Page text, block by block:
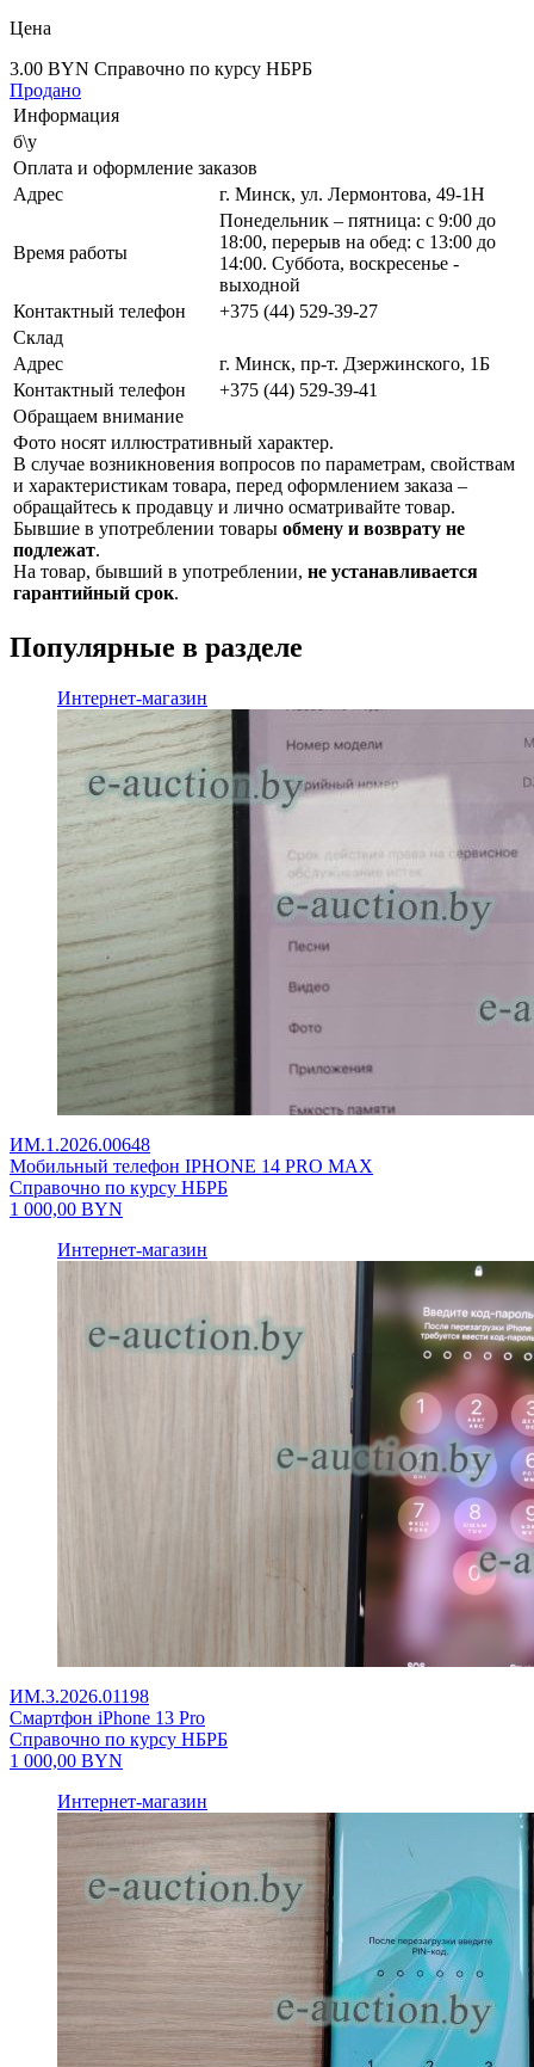
Цена
3.00 BYN Справочно по курсу НБРБ
Продано
Информация
б\у
Оплата и оформление заказов
Адрес
г. Минск, ул. Лермонтова, 49-1Н
Время работы
Понедельник – пятница: с 9:00 до
18:00, перерыв на обед: с 13:00 до
14:00. Суббота, воскресенье -
выходной
Контактный телефон
+375 (44) 529-39-27
Склад
Адрес
г. Минск, пр-т. Дзержинского, 1Б
Контактный телефон
+375 (44) 529-39-41
Обращаем внимание
Фото носят иллюстративный характер.
В случае возникновения вопросов по параметрам, свойствам
и характеристикам товара, перед оформлением заказа –
обращайтесь к продавцу и лично осматривайте товар.
Бывшие в употреблении товары обмену и возврату не
подлежат.
На товар, бывший в употреблении, не устанавливается
гарантийный срок.
Популярные в разделе
Интернет-магазин
ИМ.1.2026.00648
Мобильный телефон IPHONE 14 PRO MAX
Справочно по курсу НБРБ
1 000,00 BYN
Интернет-магазин
ИМ.3.2026.01198
Смартфон iPhone 13 Pro
Справочно по курсу НБРБ
1 000,00 BYN
Интернет-магазин